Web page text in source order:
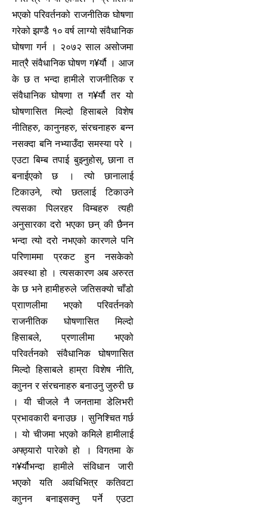
भएको परिवर्तनको राजनीतिक घोषणा
गरेको झण्डै १० वर्ष लाग्यो संवैधानिक
घोषणा गर्न । २०७२ साल असोजमा
मात्रै संवैधानिक घोषण ग¥र्यौ । आज
के छ त भन्दा हामीले राजनीतिक र
संवैधानिक घोषणा त ग¥र्यौ तर यो
घोषणासित मिल्दो हिसाबले विशेष
नीतिहरु, कानुनहरु, संरचनाहरु बन्न
नसक्दा बनि नभ्याउँदा समस्या परे ।
एउटा बिम्ब तपाई बुझ्नुहोस्, छाना त
बनाईएको छ । त्यो छानालाई
टिकाउने, त्यो छतलाई टिकाउने
त्यसका पिलरहर विम्बहरु त्यही
अनुसारका दरो भएका छन् की छैनन
भन्दा त्यो दरो नभएको कारणले पनि
परिणाममा प्रकट हुन नसकेको
अवस्था हो । त्यसकारण अब अरुरत
के छ भने हामीहरुले जतिसक्यो चाँडो
प्रााणलीमा भएको परिवर्तनको
राजनीतिक घोषणासित मिल्दो
हिसाबले, प्रणालीमा भएको
परिवर्तनको संवैधानिक घोषणासित
मिल्दो हिसाबले हाम्रा विशेष नीति,
काुनन र संरचनाहरु बनाउनु जुरुरी छ
। यी चीजले नै जनतामा डेलिभरी
प्रभावकारी बनाउछ । सुनिश्चित गर्छ
। यो चीजमा भएको कमिले हामीलाई
अफ्ठ्यारो पारेको हो । विगतमा के
ग¥र्यौभन्दा हामीले संविधान जारी
भएको यति अवधिभित्र कतिवटा
काुनन बनाइसक्नु पर्ने एउटा